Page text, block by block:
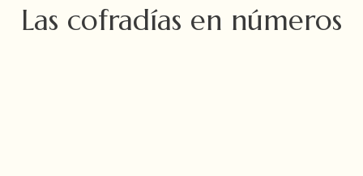
Las cofradías en números